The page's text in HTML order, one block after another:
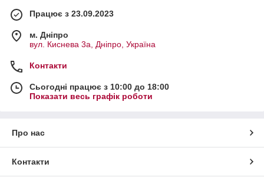
Працює з 23.09.2023
м. Дніпро
вул. Киснева 3а, Дніпро, Україна
Контакти
Сьогодні працює з 10:00 до 18:00
Показати весь графік роботи
Про нас
Контакти